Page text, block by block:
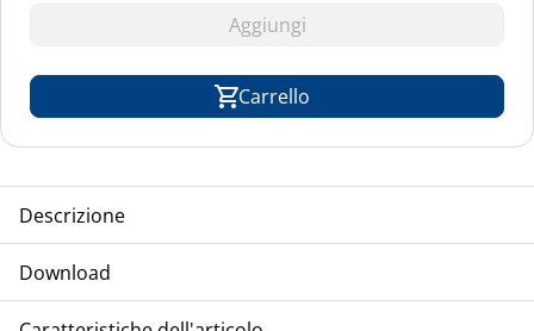
Aggiungi
Carrello
Descrizione
Multisplit, raffreddamento ad aria, modello inverter,
refrigerante R-32
Download